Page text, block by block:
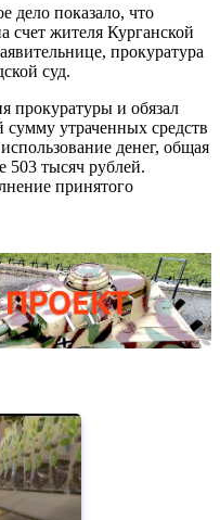
дело показало, что
счет жителя Курганской
прокуратура
суд.
прокуратуры и обязал
сумму утраченных средств
денег, общая
503 тысяч рублей.
принятого